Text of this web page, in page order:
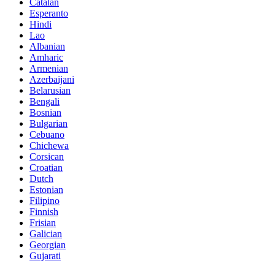
Catalan
Esperanto
Hindi
Lao
Albanian
Amharic
Armenian
Azerbaijani
Belarusian
Bengali
Bosnian
Bulgarian
Cebuano
Chichewa
Corsican
Croatian
Dutch
Estonian
Filipino
Finnish
Frisian
Galician
Georgian
Gujarati